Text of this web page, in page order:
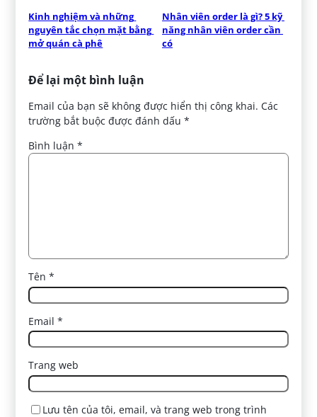
Kinh nghiệm và những
nguyên tắc chọn mặt bằng
mở quán cà phê
Nhân viên order là gì? 5 kỹ
năng nhân viên order cần
có
Để lại một bình luận
Email của bạn sẽ không được hiển thị công khai. Các
trường bắt buộc được đánh dấu*
Bình luận*
Tên*
Email*
Trang web
Lưu tên của tôi, email, và trang web trong trình